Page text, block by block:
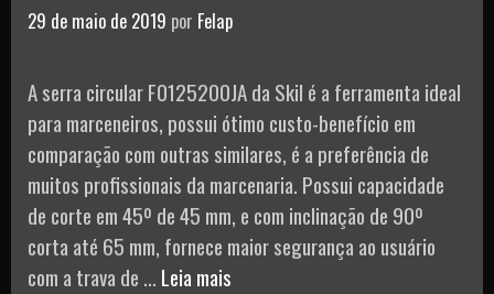
29 de maio de 2019 por Felap
A serra circular F0125200JA da Skil é a ferramenta ideal
para marceneiros, possui ótimo custo-benefício em
comparação com outras similares, é a preferência de
muitos profissionais da marcenaria. Possui capacidade
de corte em 45º de 45 mm, e com inclinação de 90º
corta até 65 mm, fornece maior segurança ao usuário
com a trava de … Leia mais